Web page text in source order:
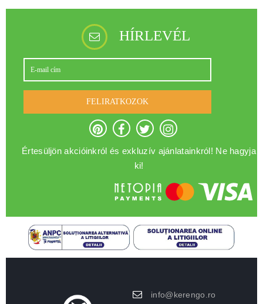
HÍRLEVÉL
FELIRATKOZOK
Értesüljön akcióinkról és exkluzív ajánlatainkról! Ne hagyja
ki!
info@kerengo.ro